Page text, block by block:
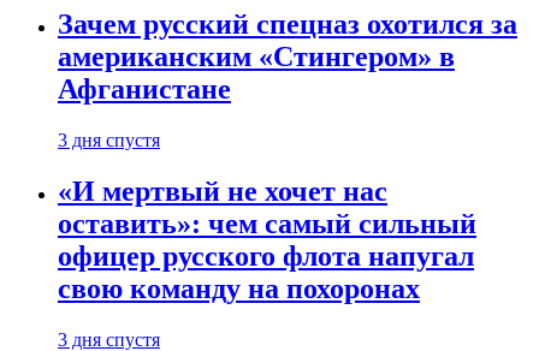
Зачем русский спецназ охотился за
американским «Стингером» в
Афганистане
3 дня спустя
«И мертвый не хочет нас
оставить»: чем самый сильный
офицер русского флота напугал
свою команду на похоронах
3 дня спустя